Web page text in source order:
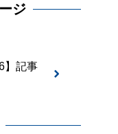
ジ
】記事